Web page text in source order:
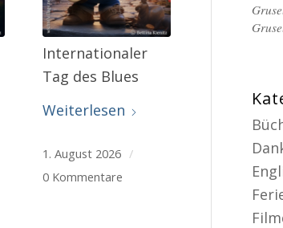
Internationaler
Tag des Blues
Weiterlesen
1. August 2026 /
0 Kommentare